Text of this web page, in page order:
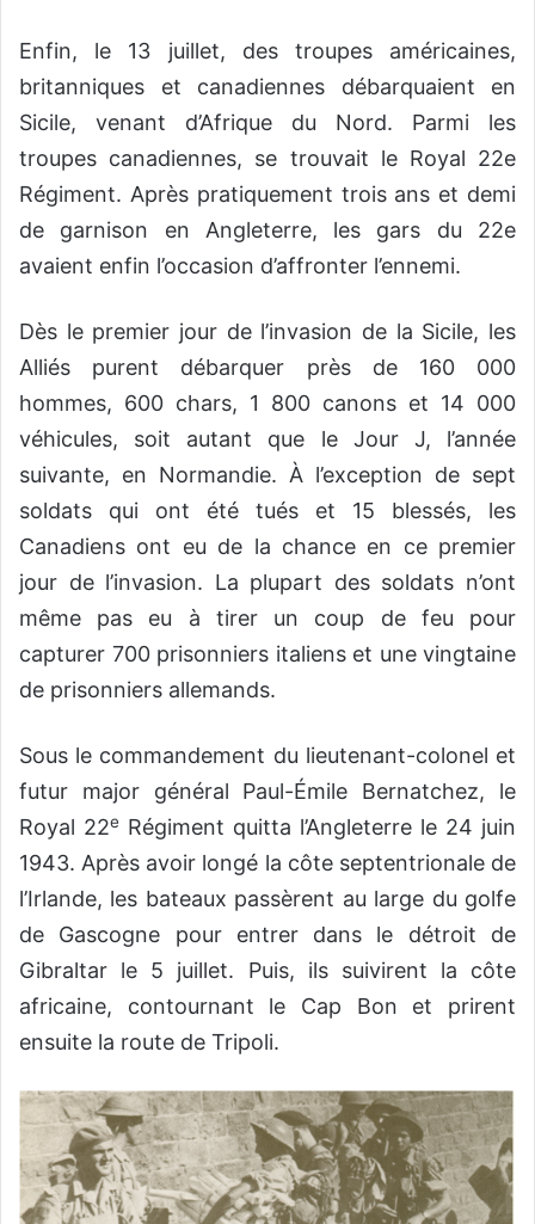
Enfin, le 13 juillet, des troupes américaines,
britanniques et canadiennes débarquaient en
Sicile, venant d’Afrique du Nord. Parmi les
troupes canadiennes, se trouvait le Royal 22e
Régiment. Après pratiquement trois ans et demi
de garnison en Angleterre, les gars du 22e
avaient enfin l’occasion d’affronter l’ennemi.
Dès le premier jour de l’invasion de la Sicile, les
Alliés purent débarquer près de 160 000
hommes, 600 chars, 1 800 canons et 14 000
véhicules, soit autant que le Jour J, l’année
suivante, en Normandie. À l’exception de sept
soldats qui ont été tués et 15 blessés, les
Canadiens ont eu de la chance en ce premier
jour de l’invasion. La plupart des soldats n’ont
même pas eu à tirer un coup de feu pour
capturer 700 prisonniers italiens et une vingtaine
de prisonniers allemands.
Sous le commandement du lieutenant-colonel et
futur major général Paul-Émile Bernatchez, le
Royal 22e Régiment quitta l’Angleterre le 24 juin
1943. Après avoir longé la côte septentrionale de
l’Irlande, les bateaux passèrent au large du golfe
de Gascogne pour entrer dans le détroit de
Gibraltar le 5 juillet. Puis, ils suivirent la côte
africaine, contournant le Cap Bon et prirent
ensuite la route de Tripoli.